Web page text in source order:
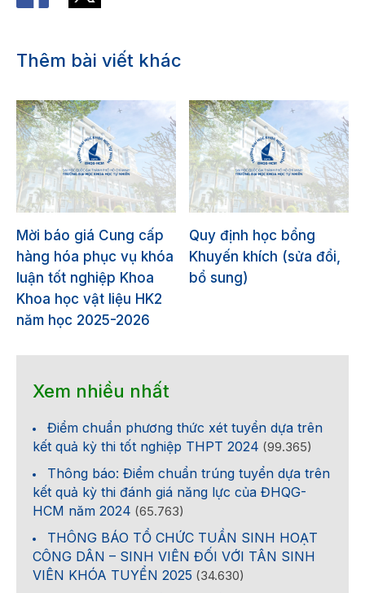
Thêm bài viết khác
Mời báo giá Cung cấp
hàng hóa phục vụ khóa
luận tốt nghiệp Khoa
Khoa học vật liệu HK2
năm học 2025-2026
Quy định học bổng
Khuyến khích (sửa đổi,
bổ sung)
Xem nhiều nhất
Điểm chuẩn phương thức xét tuyển dựa trên
kết quả kỳ thi tốt nghiệp THPT 2024 (99.365)
Thông báo: Điểm chuẩn trúng tuyển dựa trên
kết quả kỳ thi đánh giá năng lực của ĐHQG-
HCM năm 2024 (65.763)
THÔNG BÁO TỔ CHỨC TUẦN SINH HOẠT
CÔNG DÂN – SINH VIÊN ĐỐI VỚI TÂN SINH
VIÊN KHÓA TUYỂN 2025 (34.630)